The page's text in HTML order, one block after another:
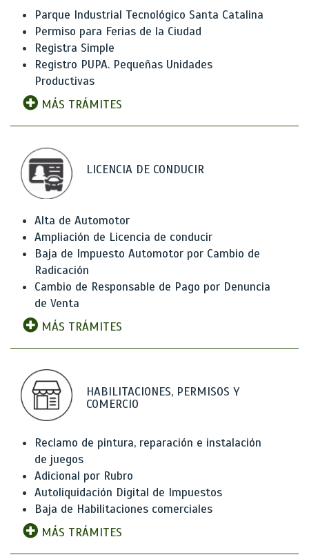
Parque Industrial Tecnológico Santa Catalina
Permiso para Ferias de la Ciudad
Registra Simple
Registro PUPA. Pequeñas Unidades
Productivas
MÁS TRÁMITES
LICENCIA DE CONDUCIR
Alta de Automotor
Ampliación de Licencia de conducir
Baja de Impuesto Automotor por Cambio de
Radicación
Cambio de Responsable de Pago por Denuncia
de Venta
MÁS TRÁMITES
HABILITACIONES, PERMISOS Y
COMERCIO
Reclamo de pintura, reparación e instalación
de juegos
Adicional por Rubro
Autoliquidación Digital de Impuestos
Baja de Habilitaciones comerciales
MÁS TRÁMITES